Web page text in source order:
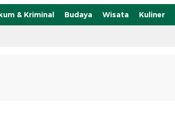
& Kriminal Budaya Wisata Kuliner